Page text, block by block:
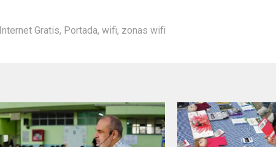
Internet Gratis, Portada, wifi, zonas wifi